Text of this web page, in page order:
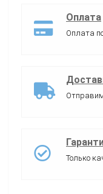
Оплата
Оплата
Только